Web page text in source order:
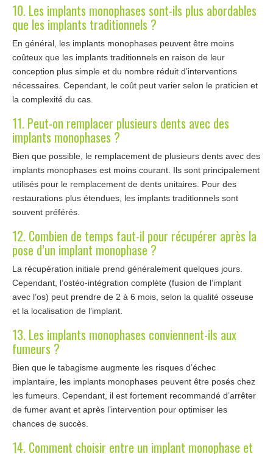
10. Les implants monophases sont-ils plus abordables
que les implants traditionnels ?
En général, les implants monophases peuvent être moins
coûteux que les implants traditionnels en raison de leur
conception plus simple et du nombre réduit d’interventions
nécessaires. Cependant, le coût peut varier selon le praticien et
la complexité du cas.
11. Peut-on remplacer plusieurs dents avec des
implants monophases ?
Bien que possible, le remplacement de plusieurs dents avec des
implants monophases est moins courant. Ils sont principalement
utilisés pour le remplacement de dents unitaires. Pour des
restaurations plus étendues, les implants traditionnels sont
souvent préférés.
12. Combien de temps faut-il pour récupérer après la
pose d’un implant monophase ?
La récupération initiale prend généralement quelques jours.
Cependant, l’ostéo-intégration complète (fusion de l’implant
avec l’os) peut prendre de 2 à 6 mois, selon la qualité osseuse
et la localisation de l’implant.
13. Les implants monophases conviennent-ils aux
fumeurs ?
Bien que le tabagisme augmente les risques d’échec
implantaire, les implants monophases peuvent être posés chez
les fumeurs. Cependant, il est fortement recommandé d’arrêter
de fumer avant et après l’intervention pour optimiser les
chances de succès.
14. Comment choisir entre un implant monophase et